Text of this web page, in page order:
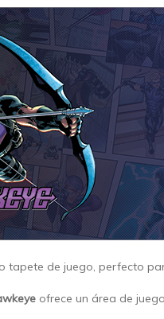
tapete de juego, perfecto
ofrece un área de